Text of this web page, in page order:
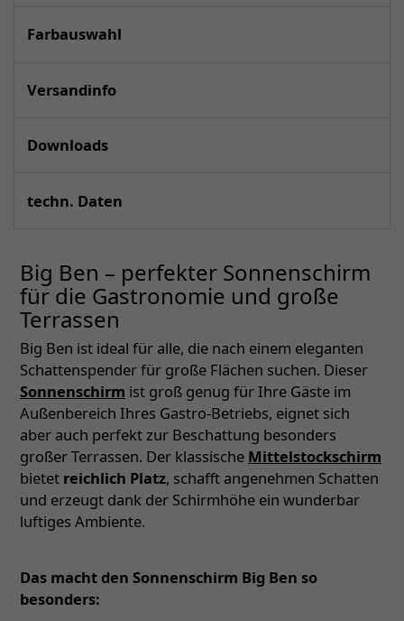
Farbauswahl
Versandinfo
Downloads
techn. Daten
Big Ben – perfekter Sonnenschirm
für die Gastronomie und große
Terrassen
Big Ben ist ideal für alle, die nach einem eleganten
Schattenspender für große Flächen suchen. Dieser
Sonnenschirm ist groß genug für Ihre Gäste im
Außenbereich Ihres Gastro-Betriebs, eignet sich
aber auch perfekt zur Beschattung besonders
großer Terrassen. Der klassische Mittelstockschirm
bietet reichlich Platz, schafft angenehmen Schatten
und erzeugt dank der Schirmhöhe ein wunderbar
luftiges Ambiente.
Das macht den Sonnenschirm Big Ben so
besonders: